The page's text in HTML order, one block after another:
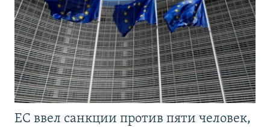
ЕС ввел санкции против пяти человек,